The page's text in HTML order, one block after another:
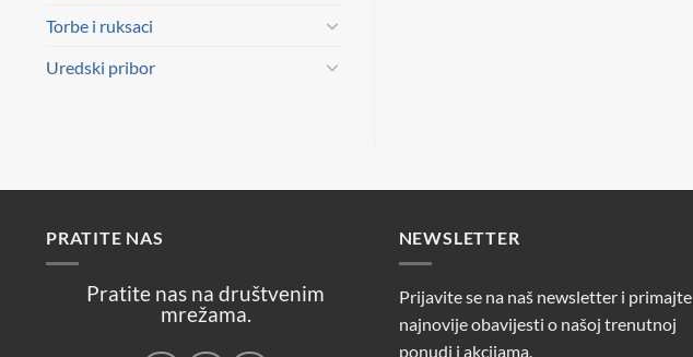
Torbe i ruksaci
Uredski pribor
PRATITE NAS
Pratite nas na društvenim
mrežama.
NEWSLETTER
Prijavite se na naš newsletter i primajte
najnovije obavijesti o našoj trenutnoj
ponudi i akcijama.